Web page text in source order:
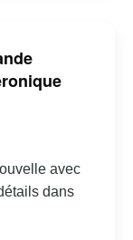
avec
dans